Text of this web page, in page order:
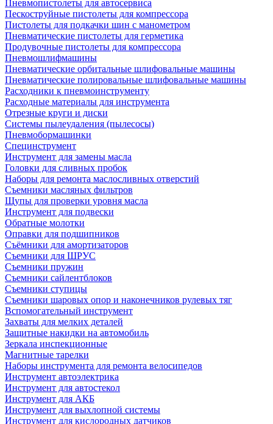
Пневмопистолеты для автосервиса
Пескоструйные пистолеты для компрессора
Пистолеты для подкачки шин с манометром
Пневматические пистолеты для герметика
Продувочные пистолеты для компрессора
Пневмошлифмашины
Пневматические орбитальные шлифовальные машины
Пневматические полировальные шлифовальные машины
Расходники к пневмоинструменту
Расходные материалы для инструмента
Отрезные круги и диски
Системы пылеудаления (пылесосы)
Пневмобормашинки
Специнструмент
Инструмент для замены масла
Головки для сливных пробок
Наборы для ремонта маслосливных отверстий
Съемники масляных фильтров
Щупы для проверки уровня масла
Инструмент для подвески
Обратные молотки
Оправки для подшипников
Съёмники для амортизаторов
Съемники для ШРУС
Съемники пружин
Съемники сайлентблоков
Съемники ступицы
Съемники шаровых опор и наконечников рулевых тяг
Вспомогательный инструмент
Захваты для мелких деталей
Защитные накидки на автомобиль
Зеркала инспекционные
Магнитные тарелки
Наборы инструмента для ремонта велосипедов
Инструмент автоэлектрика
Инструмент для автостекол
Инструмент для АКБ
Инструмент для выхлопной системы
Инструмент для кислородных датчиков